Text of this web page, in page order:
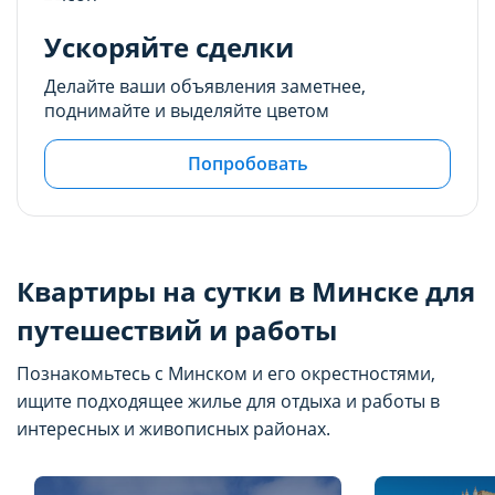
Ускоряйте сделки
Делайте ваши объявления заметнее,
поднимайте и выделяйте цветом
Попробовать
Квартиры на сутки в Минске для
путешествий и работы
Познакомьтесь с Минском и его окрестностями,
ищите подходящее жилье для отдыха и работы в
интересных и живописных районах.